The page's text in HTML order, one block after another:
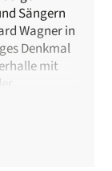
Sängern
Wagner in
Denkmal
mit
auch